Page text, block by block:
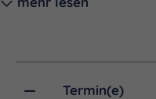
Termin(e)